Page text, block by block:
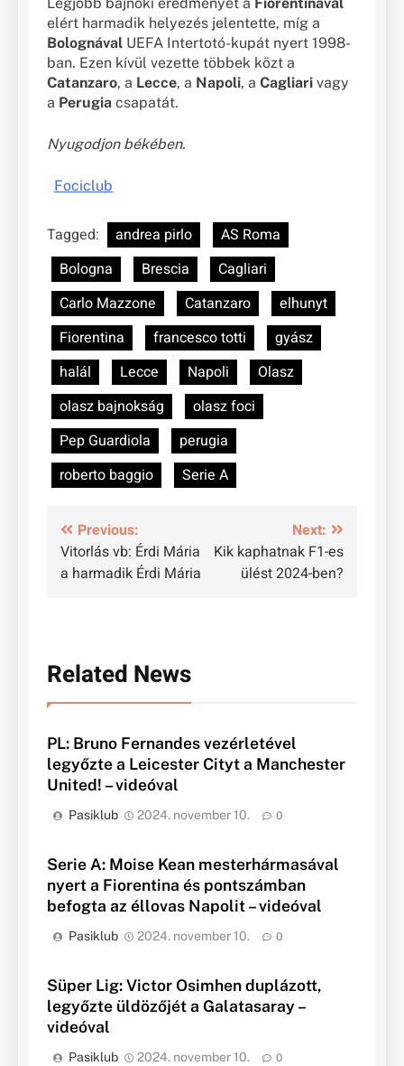
Legjobb bajnoki eredményét a Fiorentinával
elért harmadik helyezés jelentette, míg a
Bolognával UEFA Intertotó-kupát nyert 1998-
ban. Ezen kívül vezette többek közt a
Catanzaro, a Lecce, a Napoli, a Cagliari vagy
a Perugia csapatát.
Nyugodjon békében.
Fociclub
Tagged: andrea pirlo
AS Roma
Bologna
Brescia
Cagliari
Carlo Mazzone
Catanzaro
elhunyt
Fiorentina
francesco totti
gyász
halál
Lecce Napoli
Olasz
olasz bajnokság
olasz foci
Pep Guardiola
perugia
roberto baggio
Serie A
Bejegyzés
navigáció
Previous:
Vitorlás vb: Érdi Mária
a harmadik Érdi Mária
Next:
Kik kaphatnak F1-es
ülést 2024-ben?
Related News
PL: Bruno Fernandes vezérletével
legyőzte a Leicester Cityt a Manchester
United! – videóval
Pasiklub 2024. november 10. 0
Serie A: Moise Kean mesterhármasával
nyert a Fiorentina és pontszámban
befogta az éllovas Napolit – videóval
Pasiklub 2024. november 10. 0
Süper Lig: Victor Osimhen duplázott,
legyőzte üldözőjét a Galatasaray –
videóval
Pasiklub 2024. november 10. 0